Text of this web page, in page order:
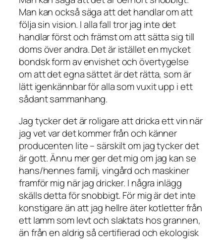
Man kan också säga att det handlar om att
följa sin vision. I alla fall tror jag inte det
handlar först och främst om att sätta sig till
doms över andra. Det är istället en mycket
bondsk form av envishet och övertygelse
om att det egna sättet är det rätta, som är
lätt igenkännbar för alla som vuxit upp i ett
sådant sammanhang.
Jag tycker det är roligare att dricka ett vin när
jag vet var det kommer från och känner
producenten lite – särskilt om jag tycker det
är gott. Ännu mer ger det mig om jag kan se
hans/hennes familj, vingård och maskiner
framför mig när jag dricker. I några inlägg
skälls detta för snobbigt. För mig är det inte
konstigare än att jag hellre äter kotletter från
ett lamm som levt och slaktats hos grannen,
än från en aldrig så certifierad och ekologisk